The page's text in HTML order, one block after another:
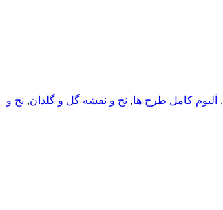
, آلبوم کامل طرح ها, نخ و نقشه گل و گلدان, نخ و